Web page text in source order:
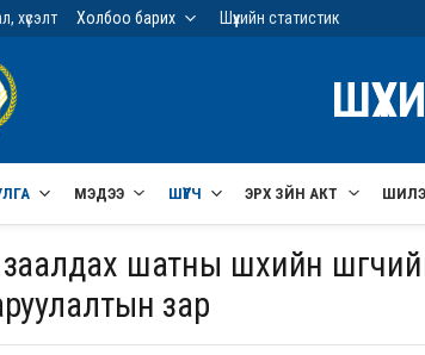
хүсэлт Холбоо барих Шүүхийн статистик
МЭДЭЭ ШҮҮГЧ ЭРХ ЗҮЙН АКТ
шатны шүүхийн
зар